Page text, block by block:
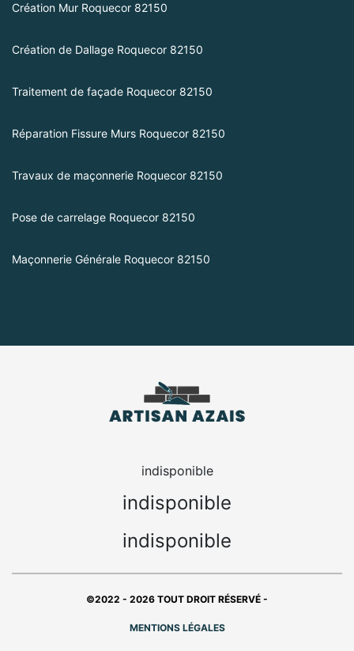
Création Mur Roquecor 82150
Création de Dallage Roquecor 82150
Traitement de façade Roquecor 82150
Réparation Fissure Murs Roquecor 82150
Travaux de maçonnerie Roquecor 82150
Pose de carrelage Roquecor 82150
Maçonnerie Générale Roquecor 82150
indisponible
indisponible
indisponible
©2022 - 2026 TOUT DROIT RÉSERVÉ -
MENTIONS LÉGALES